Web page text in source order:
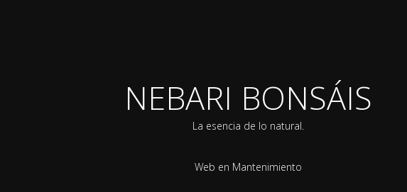
NEBARI BONSÁIS
La esencia de lo natural.
Web en Mantenimiento